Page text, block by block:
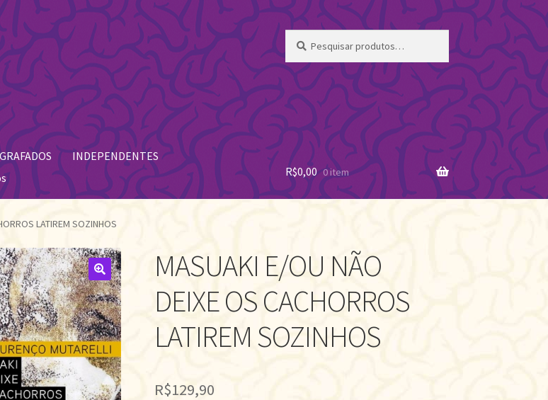
por:
INDEPENDENTES
R$0,00 0 item
LATIREM SOZINHOS
🔍
MASUAKI E/OU NÃO
DEIXE OS CACHORROS
LATIREM SOZINHOS
R$129,90